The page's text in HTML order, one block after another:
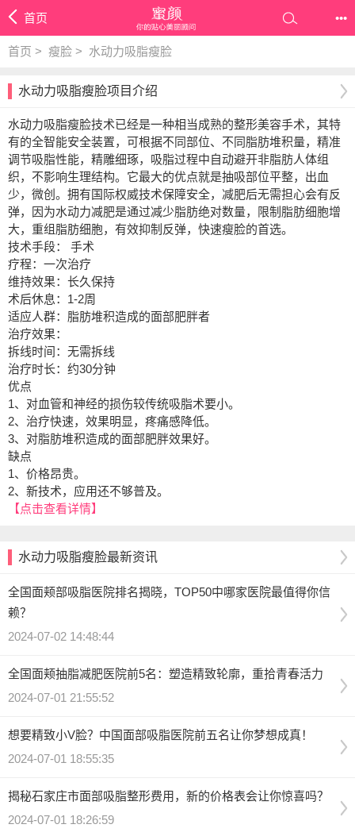
首页 •••
首页 > 瘦脸 > 水动力吸脂瘦脸
水动力吸脂瘦脸项目介绍
水动力吸脂瘦脸技术已经是一种相当成熟的整形美容手术，其特
有的全智能安全装置，可根据不同部位、不同脂肪堆积量，精准
调节吸脂性能，精雕细琢，吸脂过程中自动避开非脂肪人体组
织，不影响生理结构。它最大的优点就是抽吸部位平整，出血
少，微创。拥有国际权威技术保障安全，减肥后无需担心会有反
弹，因为水动力减肥是通过减少脂肪绝对数量，限制脂肪细胞增
大，重组脂肪细胞，有效抑制反弹，快速瘦脸的首选。
技术手段： 手术
疗程：一次治疗
维持效果：长久保持
术后休息：1-2周
适应人群：脂肪堆积造成的面部肥胖者
治疗效果：
拆线时间：无需拆线
治疗时长：约30分钟
优点
1、对血管和神经的损伤较传统吸脂术要小。
2、治疗快速，效果明显，疼痛感降低。
3、对脂肪堆积造成的面部肥胖效果好。
缺点
1、价格昂贵。
2、新技术，应用还不够普及。
【点击查看详情】
水动力吸脂瘦脸最新资讯
全国面颊部吸脂医院排名揭晓，TOP50中哪家医院最值得你信
赖？
2024-07-02 14:48:44
全国面颊抽脂减肥医院前5名：塑造精致轮廓，重拾青春活力
2024-07-01 21:55:52
想要精致小V脸？中国面部吸脂医院前五名让你梦想成真！
2024-07-01 18:55:35
揭秘石家庄市面部吸脂整形费用，新的价格表会让你惊喜吗？
2024-07-01 18:26:59